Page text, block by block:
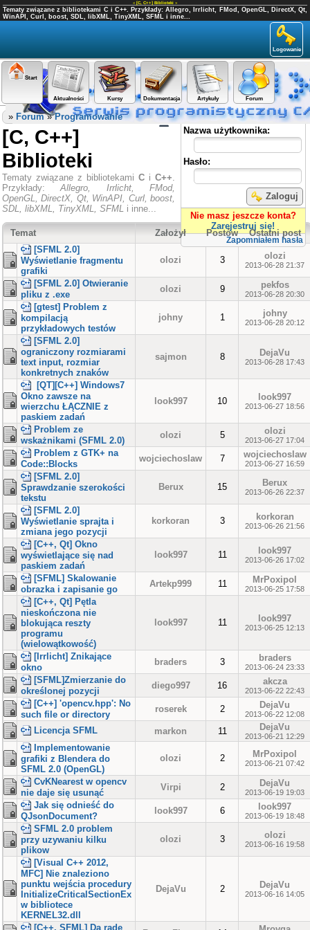
« [C, C++] Biblioteki »
Tematy związane z bibliotekami C i C++. Przykłady: Allegro, Irrlicht, FMod, OpenGL, DirectX, Qt,
WinAPI, Curl, boost, SDL, libXML, TinyXML, SFML i inne...
Logowanie
Start
Aktualności Kursy Dokumentacja Artykuły Forum
Panel użytkownika
Nazwa użytkownika:
Hasło:
Zaloguj
Nie masz jeszcze konta?
Zarejestruj się!
Zapomniałem hasła
» Forum»Programowanie
[C, C++]
Biblioteki
Tematy związane z bibliotekami C i C++.
Przykłady:Allegro, Irrlicht, FMod,
OpenGL, DirectX, Qt, WinAPI, Curl, boost,
SDL, libXML, TinyXML, SFML i inne...
Temat Założył Postów
Ostatni post
[SFML 2.0]
Wyświetlanie fragmentu
grafiki
olozi 3 olozi
2013-06-28 21:37
[SFML 2.0] Otwieranie
pliku z .exe
olozi 9 pekfos
2013-06-28 20:30
[gtest] Problem z
kompilacją
przykładowych testów
johny 1 johny
2013-06-28 20:12
[SFML 2.0]
ograniczony rozmiarami
text input, rozmiar
konkretnych znaków
sajmon 8 DejaVu
2013-06-28 17:43
[QT][C++] Windows7
Okno zawsze na
wierzchu ŁĄCZNIE z
paskiem zadań
look997 10 look997
2013-06-27 18:56
Problem ze
wskażnikami (SFML 2.0)
olozi 5 olozi
2013-06-27 17:04
Problem z GTK+ na
Code::Blocks
wojciechoslaw 7 wojciechoslaw
2013-06-27 16:59
[SFML 2.0]
Sprawdzanie szerokości
tekstu
Berux 15 Berux
2013-06-26 22:37
[SFML 2.0]
Wyświetlanie sprajta i
zmiana jego pozycji
korkoran 3 korkoran
2013-06-26 21:56
[C++, Qt] Okno
wyświetlające się nad
paskiem zadań
look997 11 look997
2013-06-26 17:02
[SFML] Skalowanie
obrazka i zapisanie go
Artekp999 11 MrPoxipol
2013-06-25 17:58
[C++, Qt] Pętla
nieskończona nie
blokująca reszty
programu
(wielowątkowość)
look997 11 look997
2013-06-25 12:13
[Irrlicht] Znikające
okno
braders 3 braders
2013-06-24 23:33
[SFML]Zmierzanie do
określonej pozycji
diego997 16 akcza
2013-06-22 22:43
[C++] 'opencv.hpp': No
such file or directory
roserek 2 DejaVu
2013-06-22 12:08
Licencja SFML markon 11 DejaVu
2013-06-21 12:29
Implementowanie
grafiki z Blendera do
SFML 2.0 (OpenGL)
olozi 2 MrPoxipol
2013-06-21 07:42
CvKNearest w opencv
nie daje się usunąć
Virpi 2 DejaVu
2013-06-19 19:03
Jak się odnieść do
QJsonDocument?
look997 6 look997
2013-06-19 18:48
SFML 2.0 problem
przy uzywaniu kilku
plikow
olozi 3 olozi
2013-06-16 19:58
[Visual C++ 2012,
MFC] Nie znaleziono
punktu wejścia procedury
InitializeCriticalSectionEx
w bibliotece
KERNEL32.dll
DejaVu 2 DejaVu
2013-06-16 14:05
[C++, SFML] Da rade